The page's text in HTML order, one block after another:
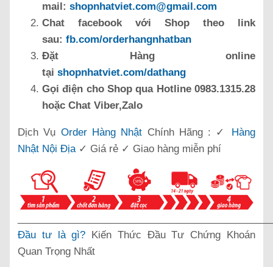
mail: shopnhatviet.com@gmail.com
Chat facebook với Shop theo link
sau: fb.com/orderhangnhatban
Đặt Hàng online
tại shopnhatviet.com/dathang
Gọi điện cho Shop qua Hotline 0983.1315.28
hoặc Chat Viber,Zalo
Dịch Vụ Order Hàng Nhật Chính Hãng : ✓
Hàng
Nhật Nội Địa✓ Giá rẻ ✓ Giao hàng miễn phí
Đầu tư là gì? Kiến Thức Đầu Tư Chứng Khoán
Quan Trọng Nhất